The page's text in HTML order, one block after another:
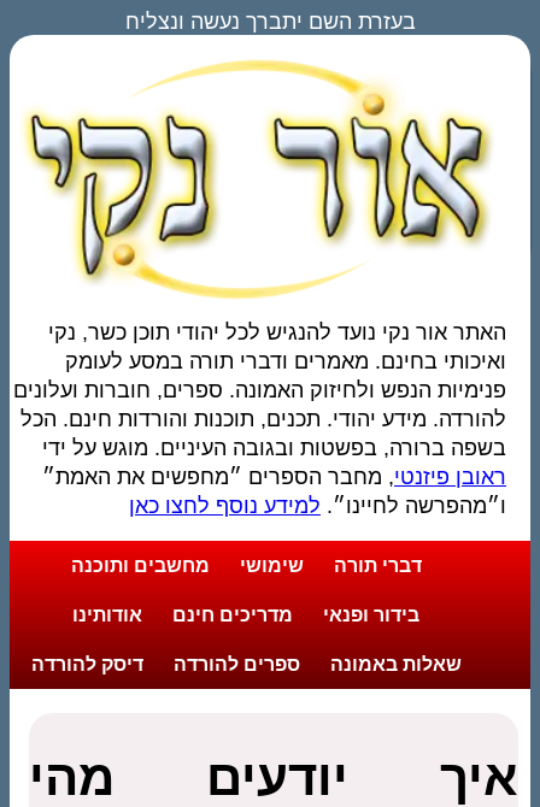
בעזרת השם יתברך נעשה ונצליח
האתר אור נקי נועד להנגיש לכל יהודי תוכן כשר, נקי
ואיכותי בחינם. מאמרים ודברי תורה במסע לעומק
פנימיות הנפש ולחיזוק האמונה. ספרים, חוברות ועלונים
להורדה. מידע יהודי. תכנים, תוכנות והורדות חינם. הכל
בשפה ברורה, בפשטות ובגובה העיניים. מוגש על ידי
ראובן פיזנטי, מחבר הספרים ״מחפשים את האמת״
ו״מהפרשה לחיינו״. למידע נוסף לחצו כאן
דברי תורה שימושי מחשבים ותוכנה
בידור ופנאי מדריכים חינם אודותינו
שאלות באמונה ספרים להורדה דיסק להורדה
איך יודעים מהי